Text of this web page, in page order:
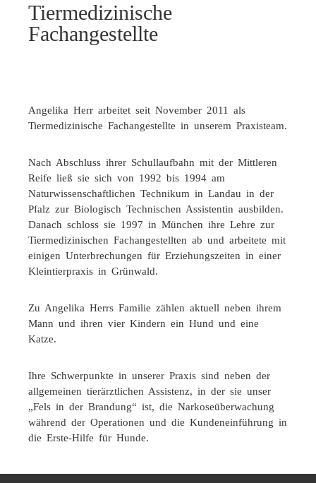
Tiermedizinische
Fachangestellte
Angelika Herr arbeitet seit November 2011 als
Tiermedizinische Fachangestellte in unserem Praxisteam.
Nach Abschluss ihrer Schullaufbahn mit der Mittleren
Reife ließ sie sich von 1992 bis 1994 am
Naturwissenschaftlichen Technikum in Landau in der
Pfalz zur Biologisch Technischen Assistentin ausbilden.
Danach schloss sie 1997 in München ihre Lehre zur
Tiermedizinischen Fachangestellten ab und arbeitete mit
einigen Unterbrechungen für Erziehungszeiten in einer
Kleintierpraxis in Grünwald.
Zu Angelika Herrs Familie zählen aktuell neben ihrem
Mann und ihren vier Kindern ein Hund und eine
Katze.
Ihre Schwerpunkte in unserer Praxis sind neben der
allgemeinen tierärztlichen Assistenz, in der sie unser
„Fels in der Brandung“ ist, die Narkoseüberwachung
während der Operationen und die Kundeneinführung in
die Erste-Hilfe für Hunde.